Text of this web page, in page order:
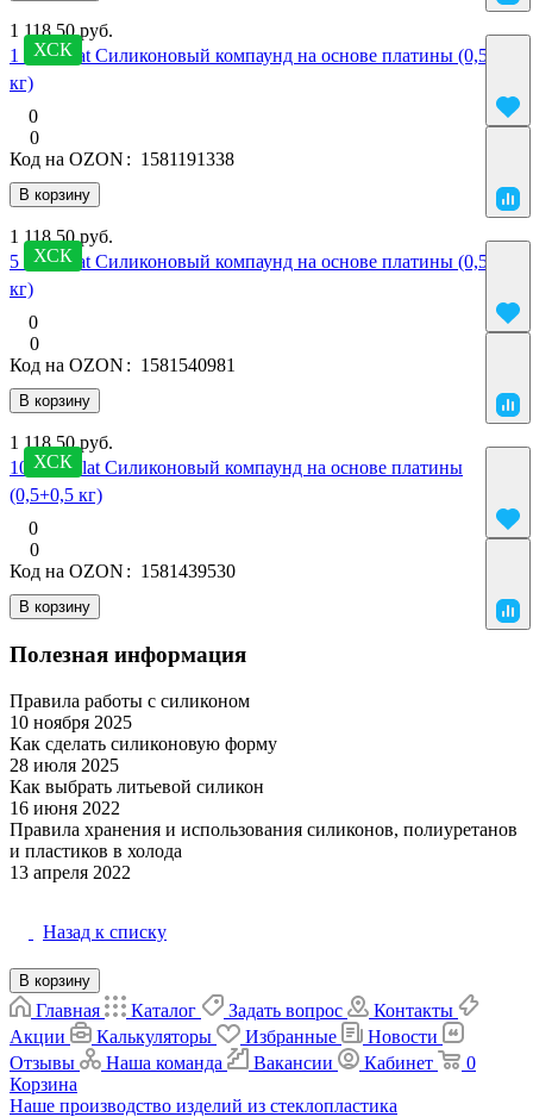
ХСК
1 118.50 руб.
1 SilcoPlat Силиконовый компаунд на основе платины (0,5+0,5
кг)
0
0
В корзину
Код на OZON : 1581191338
ХСК
1 118.50 руб.
5 SilcoPlat Силиконовый компаунд на основе платины (0,5+0,5
кг)
0
0
В корзину
Код на OZON : 1581540981
ХСК
1 118.50 руб.
10 SilcoPlat Силиконовый компаунд на основе платины
(0,5+0,5 кг)
0
0
В корзину
Код на OZON : 1581439530
Полезная информация
Материалы
Правила работы с силиконом
10 ноября 2025
Матрица и форма
Как сделать силиконовую форму
28 июля 2025
Матрица и форма
Как выбрать литьевой силикон
16 июня 2022
Материалы
Правила хранения и использования силиконов, полиуретанов
и пластиков в холода
13 апреля 2022
Назад к списку
В корзину
Главная Каталог Задать вопрос
Контакты
Акции
Калькуляторы Избранные
Новости
Отзывы
Наша команда Вакансии Кабинет
0
Корзина
Наше производство изделий из стеклопластика